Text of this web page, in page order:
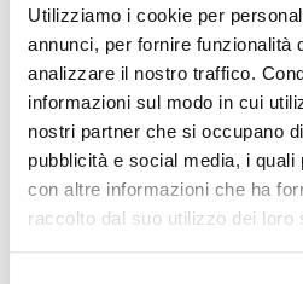
Utilizziamo i cookie per
annunci, per fornire funzionalità
analizzare il nostro traffico.
informazioni sul modo in cui
nostri partner che si occupano
pubblicità e social media, i quali
con altre informazioni che ha
raccolto dal suo utilizzo dei loro
Modelli, metodi e strumenti
con obiettivi di crescita, nella
laboratori di pratica con le
risorse che un'azienda ha già.
Nome*